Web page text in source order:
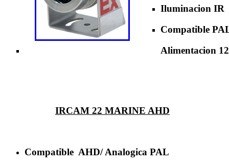
Iluminacion IR
Compatible
Alimentacion
IRCAM 22 MARINE AHD
Compatible AHD/ Analogica PAL